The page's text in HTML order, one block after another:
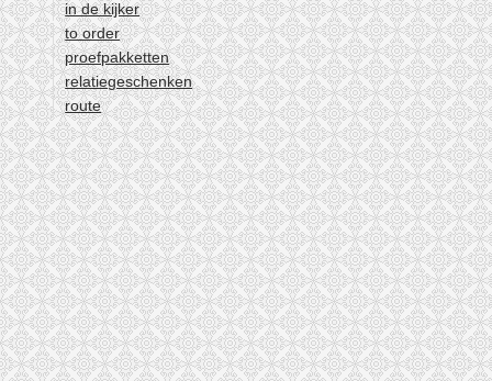
in de kijker
to order
proefpakketten
relatiegeschenken
route